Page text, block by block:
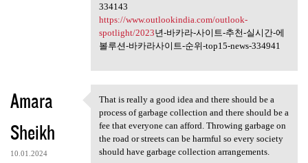
334143
https://www.outlookindia.com/outlook-
spotlight/2023년-바카라-사이트-추천-실시간-에
볼루션-바카라사이트-순위-top15-news-334941
Amara
Sheikh
10.01.2024
That is really a good idea
That is really a good idea and there should be a
process of garbage collection and there should be a
fee that everyone can afford. Throwing garbage on
the road or streets can be harmful so every society
should have garbage collection arrangements.